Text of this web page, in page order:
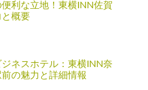
利な立地！東横INN佐賀
概要
ネスホテル：東横INN奈
前の魅力と詳細情報